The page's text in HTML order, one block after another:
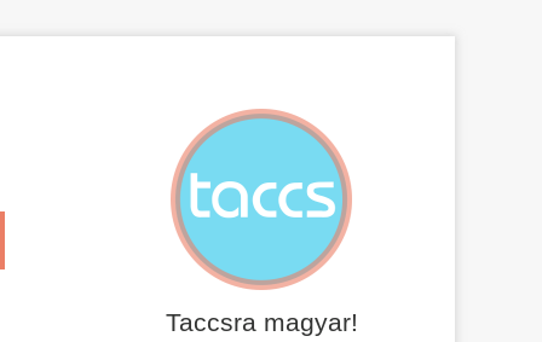
Taccsra magyar!